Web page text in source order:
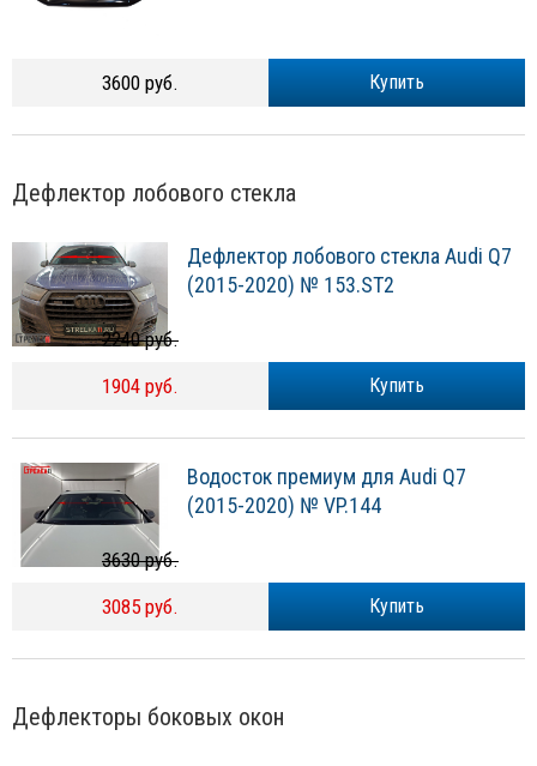
Купить
3600 руб.
Дефлектор лобового стекла
Дефлектор лобового стекла Audi Q7
(2015-2020) № 153.ST2
Купить
2240 руб.
1904 руб.
Водосток премиум для Audi Q7
(2015-2020) № VP.144
Купить
3630 руб.
3085 руб.
Дефлекторы боковых окон